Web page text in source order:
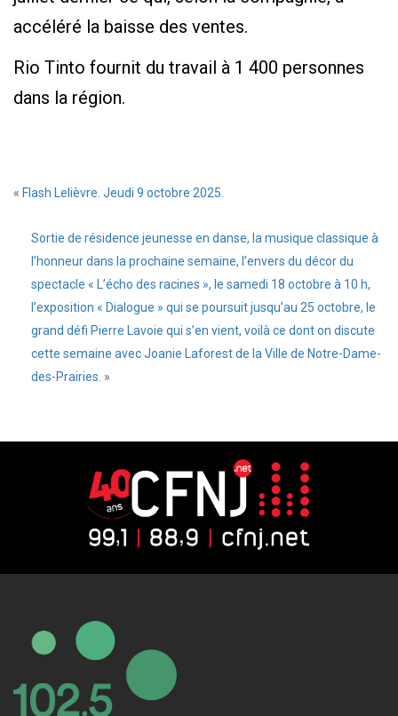
accéléré la baisse des ventes.
Rio Tinto fournit du travail à 1 400 personnes
dans la région.
« Flash Lelièvre. Jeudi 9 octobre 2025.
Sortie de résidence jeunesse en danse, la musique classique à
l’honneur dans la prochaine semaine, l’envers du décor du
spectacle « L’écho des racines », le samedi 18 octobre à 10 h,
l’exposition « Dialogue » qui se poursuit jusqu’au 25 octobre, le
grand défi Pierre Lavoie qui s’en vient, voilà ce dont on discute
cette semaine avec Joanie Laforest de la Ville de Notre-Dame-
des-Prairies. »